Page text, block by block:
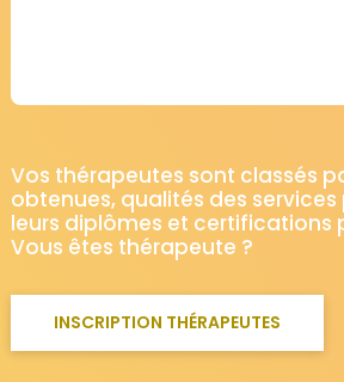
Vos thérapeutes sont classés
obtenues, qualités des
leurs diplômes et certifications
Vous êtes thérapeute ?
INSCRIPTION THÉRAPEUTES